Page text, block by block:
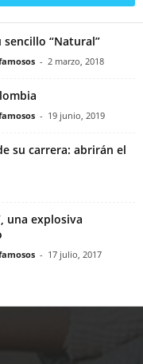
“Natural”
- 2 marzo, 2018
- 19 junio, 2019
su carrera: abrirán el
una explosiva
- 17 julio, 2017